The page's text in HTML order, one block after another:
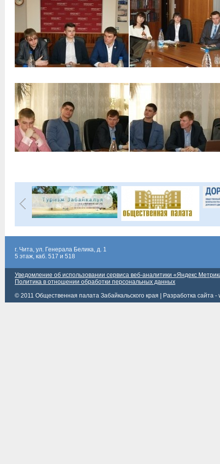
г. Чита, ул. Генерала Белика, д. 1
5 этаж, каб. 517 и 518
Уведомление об использовании сервиса веб-аналитики «Яндекс
Политика в отношении обработки персональных данных
© 2011 Общественная палата Забайкальского края |
Разработка сайта -